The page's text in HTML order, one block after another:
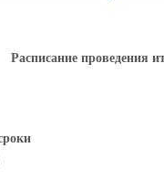
Расписание проведения
год